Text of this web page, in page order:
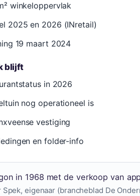
winkeloppervlak
2025 en 2026 (INretail)
19 maart 2024
blijft
in 2026
nog operationeel is
vestiging
en folder-info
in 1968 met de verkoop van
eigenaar (brancheblad De